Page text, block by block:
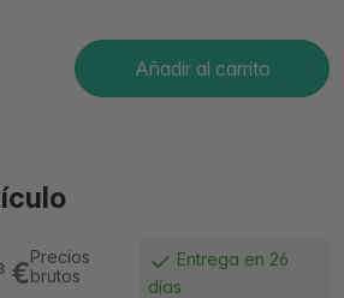
Añadir al carrito
€Precios
brutos
Entrega en 26
días